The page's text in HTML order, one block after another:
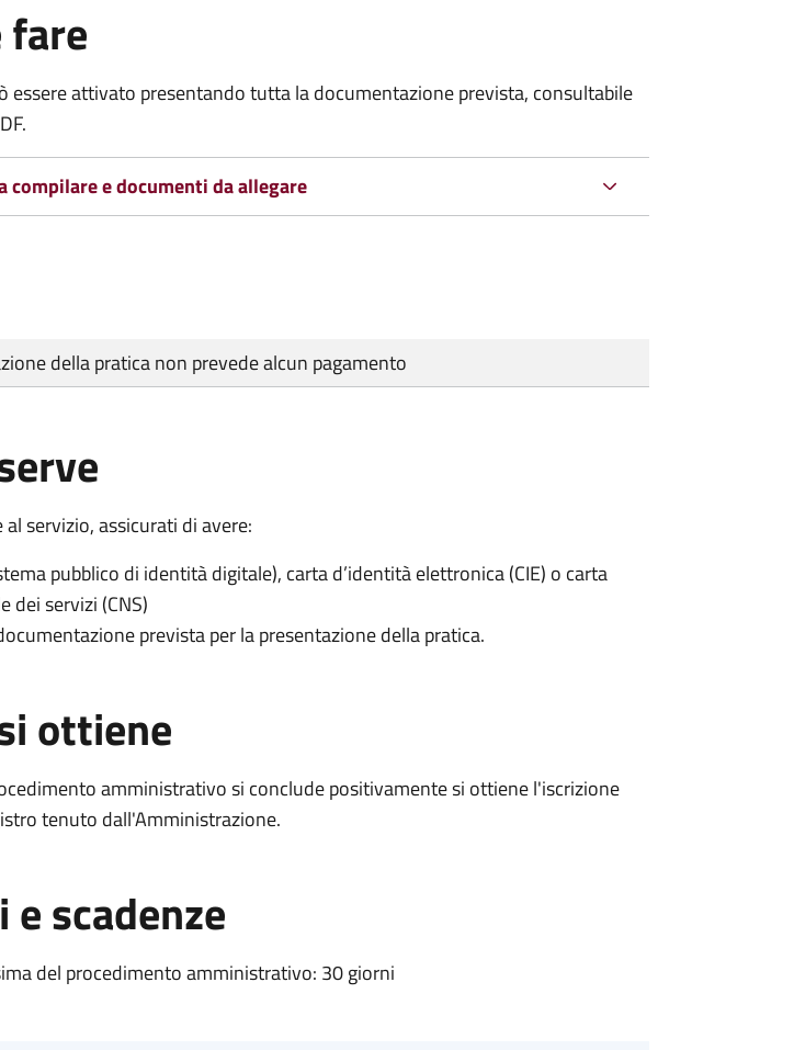
fare
essere attivato presentando tutta la documentazione prevista, consultabile
compilare e documenti da allegare
della pratica non prevede alcun pagamento
al servizio, assicurati di avere:
pubblico di identità digitale), carta d’identità elettronica (CIE) o carta
dei servizi (CNS)
prevista per la presentazione della pratica.
ottiene
amministrativo si conclude positivamente si ottiene l'iscrizione
tenuto dall'Amministrazione.
e scadenze
del procedimento amministrativo: 30 giorni